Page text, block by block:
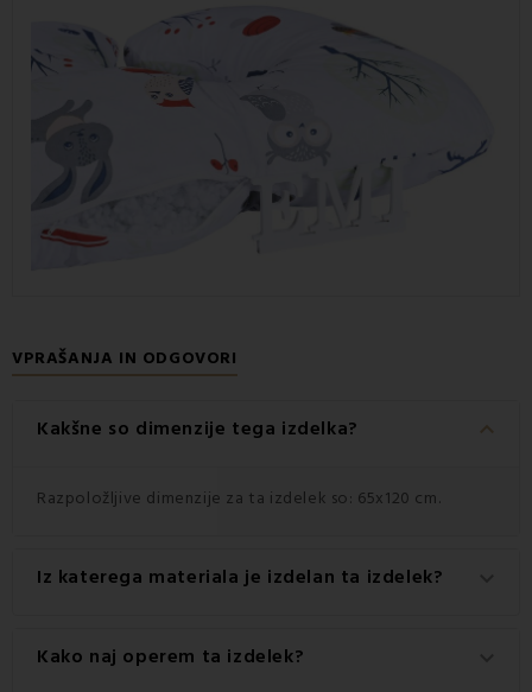
VPRAŠANJA IN ODGOVORI
Kakšne so dimenzije tega izdelka? keyboard_arrow_down
Razpoložljive dimenzije za ta izdelek so: 65x120 cm.
Iz katerega materiala je izdelan ta izdelek?
Ta izdelek je izdelan iz visokokakovostnega materiala: 100
% bombaž.
Kako naj operem ta izdelek?